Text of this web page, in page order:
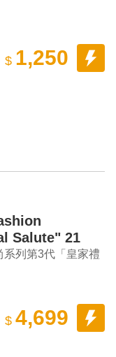
$ 1,250
Salute" 21
Scotch
Reed
系列第3代「皇家禮
忌（Harris
$ 4,699